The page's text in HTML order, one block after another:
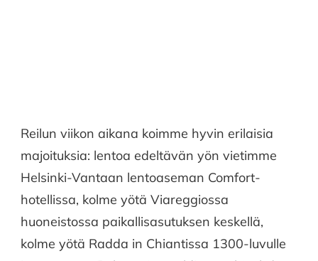
Reilun viikon aikana koimme hyvin erilaisia
majoituksia: lentoa edeltävän yön vietimme
Helsinki-Vantaan lentoaseman Comfort-
hotellissa, kolme yötä Viareggiossa
huoneistossa paikallisasutuksen keskellä,
kolme yötä Radda in Chiantissa 1300-luvulle